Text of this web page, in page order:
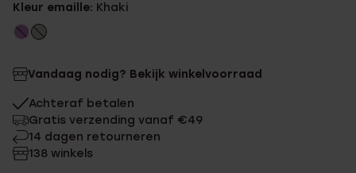
Kleur emaille: Khaki
Vandaag nodig? Bekijk winkelvoorraad
Achteraf betalen
Gratis verzending vanaf €49
14 dagen retourneren
138 winkels